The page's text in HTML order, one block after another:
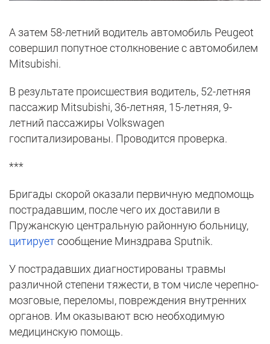
А затем 58-летний водитель автомобиль Peugeot
совершил попутное столкновение с автомобилем
Mitsubishi.
В результате происшествия водитель, 52-летняя
пассажир Mitsubishi, 36-летняя, 15-летняя, 9-
летний пассажиры Volkswagen
госпитализированы. Проводится проверка.
***
Бригады скорой оказали первичную медпомощь
пострадавшим, после чего их доставили в
Пружанскую центральную районную больницу,
цитируетсообщение Минздрава Sputnik.
У пострадавших диагностированы травмы
различной степени тяжести, в том числе черепно-
мозговые, переломы, повреждения внутренних
органов. Им оказывают всю необходимую
медицинскую помощь.